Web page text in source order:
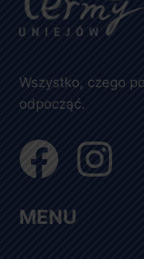
Wszystko, czego
odpocząć.
MENU